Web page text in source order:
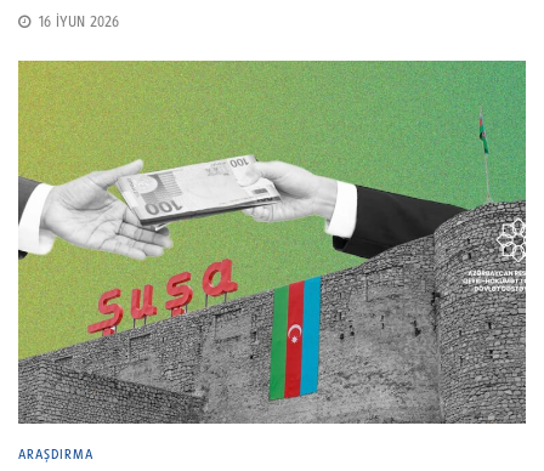
16 İYUN 2026
ARAŞDIRMA